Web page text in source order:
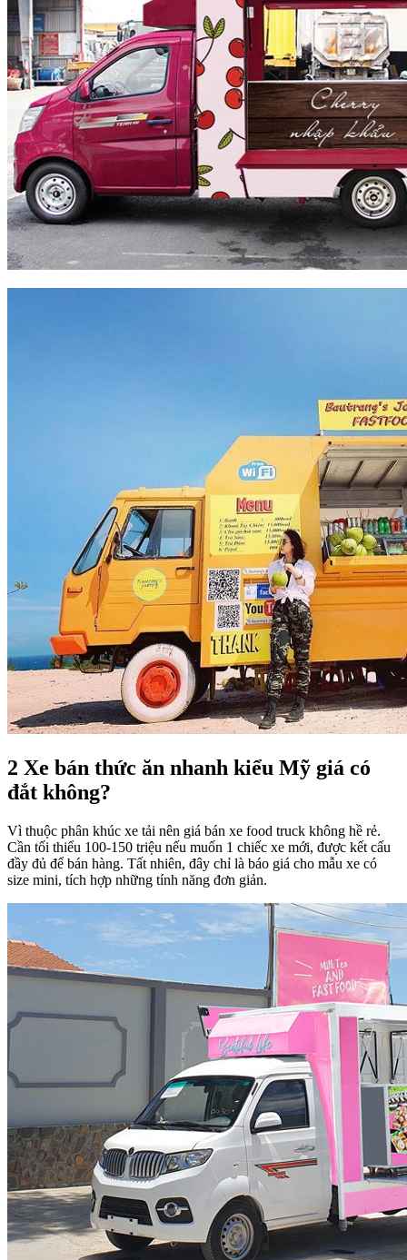
2 Xe bán thức ăn nhanh kiểu Mỹ giá có
đắt không?
Vì thuộc phân khúc xe tải nên giá bán xe food truck không hề rẻ.
Cần tối thiểu 100-150 triệu nếu muốn 1 chiếc xe mới, được kết cấu
đầy đủ để bán hàng. Tất nhiên, đây chỉ là báo giá cho mẫu xe có
size mini, tích hợp những tính năng đơn giản.